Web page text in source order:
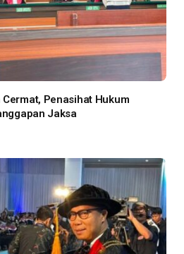
Penasihat Hukum
Jaksa